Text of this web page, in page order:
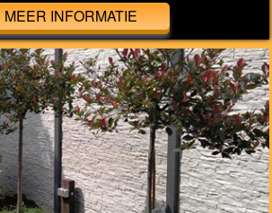
MEER INFORMATIE